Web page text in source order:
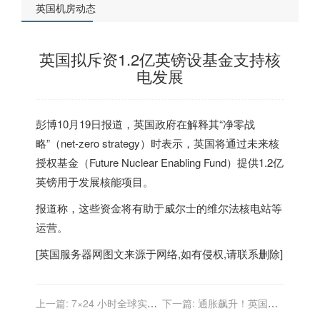
英国机房动态
英国拟斥资1.2亿英镑设基金支持核
电发展
彭博10月19日报道， 英国政府在解释其“净零战
略”（net-zero strategy）时表示， 英国将通过未来核
授权基金（Future Nuclear Enabling Fund）提供1.2亿
英镑用于发展核能项目。
报道称，这些资金将有助于威尔士的维尔法核电站等
运营。
[英国服务器网图文来源于网络,如有侵权,请联系删除]
上一篇: 7×24 小时全球实时 下一篇: 通胀飙升！英国CPI